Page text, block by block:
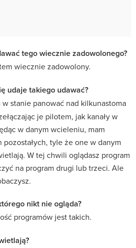
tego wiecznie zadowolonego?
wiecznie zadowolony.
udaje takiego udawać?
w stanie panować nad kilkunastoma
je pilotem, jak kanały w
w danym wcieleniu, mam
tyle że one w danym
W tej chwili oglądasz program
na program drugi lub trzeci. Ale
nikt nie ogląda?
programów jest takich.